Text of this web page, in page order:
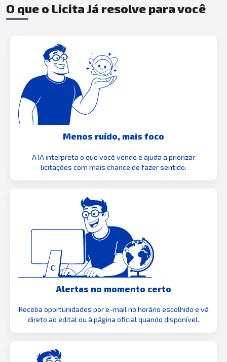
O que o Licita Já resolve para você
Menos ruído, mais foco
A IA interpreta o que você vende e ajuda a priorizar
licitações com mais chance de fazer sentido.
Alertas no momento certo
Receba oportunidades por e-mail no horário escolhido e vá
direto ao edital ou à página oficial quando disponível.